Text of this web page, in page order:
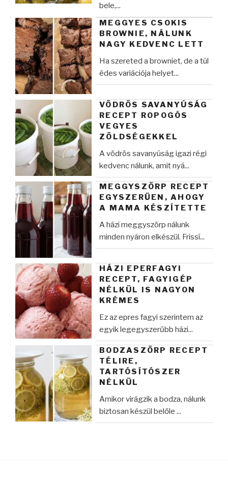
bele,...
MEGGYES CSOKIS
BROWNIE, NÁLUNK
NAGY KEDVENC LETT
Ha szereted a browniet, de a túl
édes variációja helyet...
VÖDRÖS SAVANYÚSÁG
RECEPT ROPOGÓS
VEGYES
ZÖLDSÉGEKKEL
A vödrös savanyúság igazi régi
kedvenc nálunk, amit nyá...
MEGGYSZÖRP RECEPT
EGYSZERŰEN, AHOGY
A MAMA KÉSZÍTETTE
A házi meggyszörp nálunk
minden nyáron elkészül. Frissí...
HÁZI EPERFAGYI
RECEPT, FAGYIGÉP
NÉLKÜL IS NAGYON
KRÉMES
Ez az epres fagyi szerintem az
egyik legegyszerűbb házi...
BODZASZÖRP RECEPT
TÉLIRE,
TARTÓSÍTÓSZER
NÉLKÜL
Amikor virágzik a bodza, nálunk
biztosan készül belőle ...